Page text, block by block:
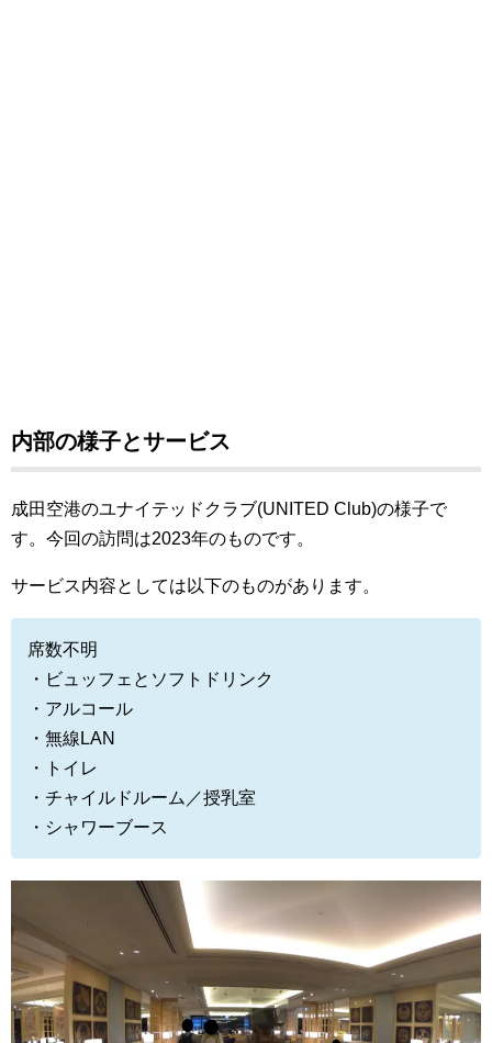
内部の様子とサービス
成田空港のユナイテッドクラブ(UNITED Club)の様子で
す。今回の訪問は2023年のものです。
サービス内容としては以下のものがあります。
席数不明
・ビュッフェとソフトドリンク
・アルコール
・無線LAN
・トイレ
・チャイルドルーム／授乳室
・シャワーブース